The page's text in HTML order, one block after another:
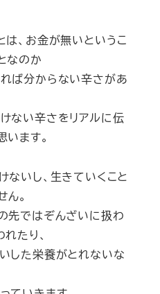
は、お金が無いというこ
なのか
ば分からない辛さがあ
ない辛さをリアルに伝
います。
ないし、生きていくこと
ん。
先ではぞんざいに扱わ
たり、
した栄養がとれないな